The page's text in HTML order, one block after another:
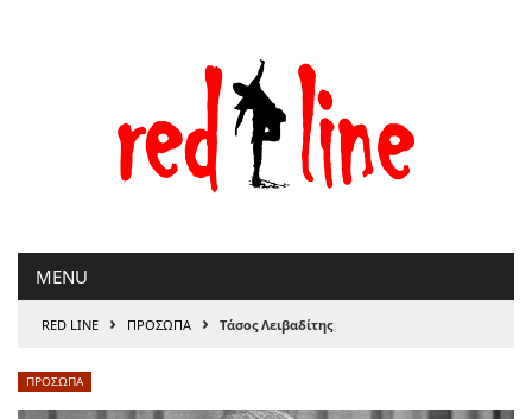
MENU
RED LINE › ΠΡΟΣΩΠΑ › Τάσος Λειβαδίτης
ΠΡΟΣΩΠΑ